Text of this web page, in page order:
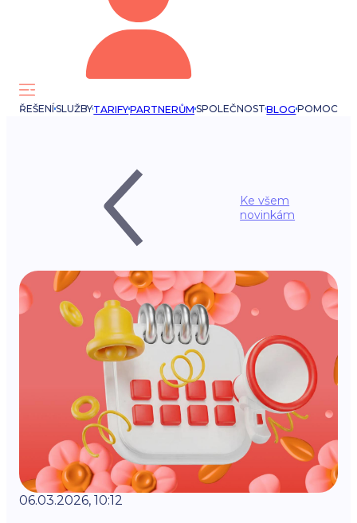
ŘEŠENÍSLUŽBYTARIFYPARTNERŮMSPOLEČNOSTBLOGPOMOC
Ke všem
novinkám
06.03.2026, 10:12